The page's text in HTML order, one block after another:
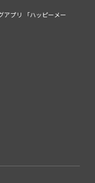
アプリ 「ハッピーメー